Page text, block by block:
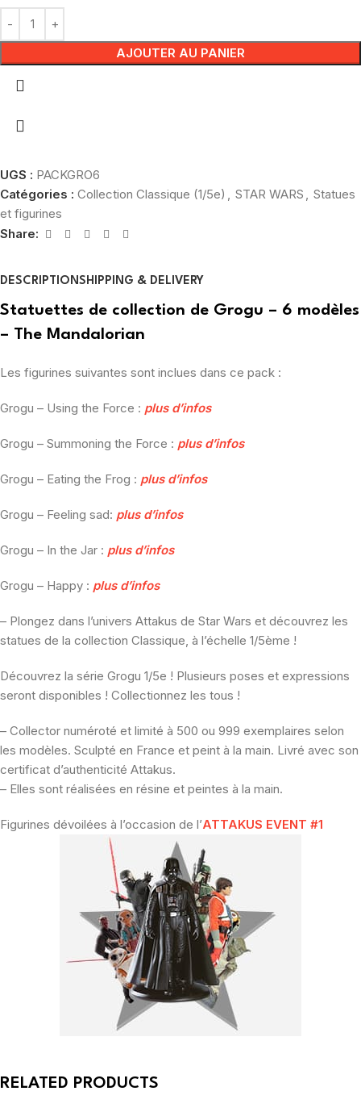
AJOUTER AU PANIER
UGS : PACKGRO6
Catégories : Collection Classique (1/5e) , STAR WARS , Statues
et figurines
Share:
DESCRIPTION SHIPPING & DELIVERY
Statuettes de collection de Grogu – 6 modèles
– The Mandalorian
Les figurines suivantes sont inclues dans ce pack :
Grogu – Using the Force : plus d’infos
Grogu – Summoning the Force : plus d’infos
Grogu – Eating the Frog : plus d’infos
Grogu – Feeling sad: plus d’infos
Grogu – In the Jar : plus d’infos
Grogu – Happy : plus d’infos
– Plongez dans l’univers Attakus de Star Wars et découvrez les
statues de la collection Classique, à l’échelle 1/5ème !
Découvrez la série Grogu 1/5e ! Plusieurs poses et expressions
seront disponibles ! Collectionnez les tous !
– Collector numéroté et limité à 500 ou 999 exemplaires selon
les modèles. Sculpté en France et peint à la main. Livré avec son
certificat d’authenticité Attakus.
– Elles sont réalisées en résine et peintes à la main.
Figurines dévoilées à l’occasion de l’ATTAKUS EVENT #1
RELATED PRODUCTS